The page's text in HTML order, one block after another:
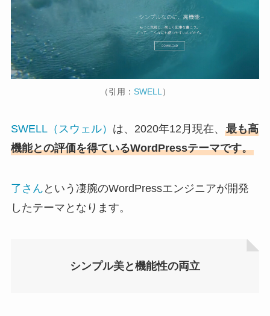
（引用： SWELL ）
SWELL（スウェル） は、2020年12月現在、 最も高
機能との評価を得ているWordPressテーマです。
了さん という凄腕のWordPressエンジニアが開発
したテーマとなります。
シンプル美と機能性の両立